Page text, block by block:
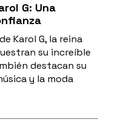
G: Una
Karol G, la reina
su increíble
destacan su
y la moda